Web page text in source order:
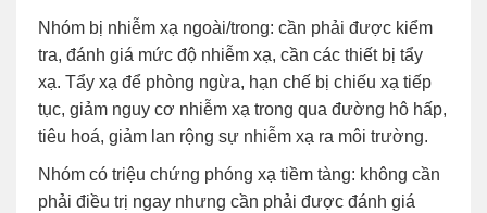
Nhóm bị nhiễm xạ ngoài/trong: cần phải được kiểm
tra, đánh giá mức độ nhiễm xạ, cần các thiết bị tẩy
xạ. Tẩy xạ để phòng ngừa, hạn chế bị chiếu xạ tiếp
tục, giảm nguy cơ nhiễm xạ trong qua đường hô hấp,
tiêu hoá, giảm lan rộng sự nhiễm xạ ra môi trường.
Nhóm có triệu chứng phóng xạ tiềm tàng: không cần
phải điều trị ngay nhưng cần phải được đánh giá